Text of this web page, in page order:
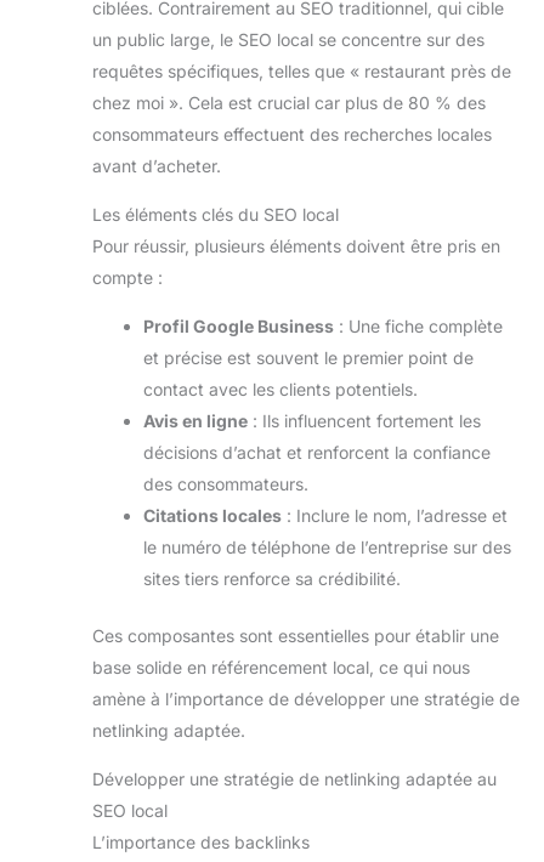
ciblées. Contrairement au SEO traditionnel, qui cible
un public large, le SEO local se concentre sur des
requêtes spécifiques, telles que « restaurant près de
chez moi ». Cela est crucial car plus de 80 % des
consommateurs effectuent des recherches locales
avant d’acheter.
Les éléments clés du SEO local
Pour réussir, plusieurs éléments doivent être pris en
compte :
Profil Google Business : Une fiche complète
et précise est souvent le premier point de
contact avec les clients potentiels.
Avis en ligne : Ils influencent fortement les
décisions d’achat et renforcent la confiance
des consommateurs.
Citations locales : Inclure le nom, l’adresse et
le numéro de téléphone de l’entreprise sur des
sites tiers renforce sa crédibilité.
Ces composantes sont essentielles pour établir une
base solide en référencement local, ce qui nous
amène à l’importance de développer une stratégie de
netlinking adaptée.
Développer une stratégie de netlinking adaptée au
SEO local
L’importance des backlinks